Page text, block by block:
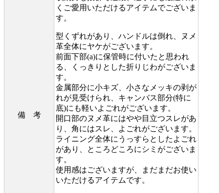
備 考
くご愛用いただけるアイテムでございま
す。
型くずれがあり、ハンドルは倒れ、ヌメ
革全体にヤケがございます。
前面下部(a)に保管時に付いたと思われ
る、くっきりとした折りじわがございま
す。
金属部分に小キズ、小さなメッキの剥が
れが見受けられ、キャンバス部分(特に
底)にも軽いよごれがございます。
開口部のヌメ革にはやや目立つスレがあ
り、角にはスレ、よごれがございます。
ライニング全体にうっすらとしたよごれ
があり、ところどころにシミがございま
す。
使用感はございますが、まだまだお使い
いただけるアイテムです。